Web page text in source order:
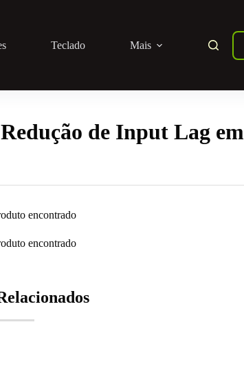
Teclado Mais
de Input Lag em
encontrado
encontrado